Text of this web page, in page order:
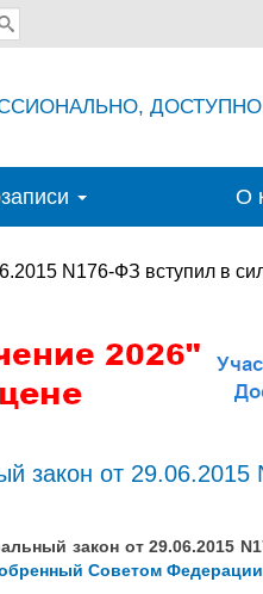
О
N176-ФЗ вступил в
закон от 29.06.2015
закон от 29.06.2015
Советом